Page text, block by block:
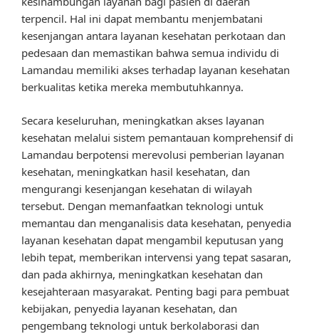
terpencil. Hal ini dapat membantu menjembatani
kesenjangan antara layanan kesehatan perkotaan dan
pedesaan dan memastikan bahwa semua individu di
Lamandau memiliki akses terhadap layanan kesehatan
berkualitas ketika mereka membutuhkannya.
Secara keseluruhan, meningkatkan akses layanan
kesehatan melalui sistem pemantauan komprehensif di
Lamandau berpotensi merevolusi pemberian layanan
kesehatan, meningkatkan hasil kesehatan, dan
mengurangi kesenjangan kesehatan di wilayah
tersebut. Dengan memanfaatkan teknologi untuk
memantau dan menganalisis data kesehatan, penyedia
layanan kesehatan dapat mengambil keputusan yang
lebih tepat, memberikan intervensi yang tepat sasaran,
dan pada akhirnya, meningkatkan kesehatan dan
kesejahteraan masyarakat. Penting bagi para pembuat
kebijakan, penyedia layanan kesehatan, dan
pengembang teknologi untuk berkolaborasi dan